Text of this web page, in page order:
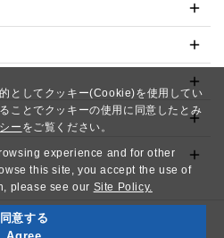
としてクッキー(Cookie)を使用してい
ことでクッキーの使用に同意したとみ
ー をご覧ください。
experience and for other
this site, you accept the use of
please see our Site Policy.
同意する
CO.,LTD. All Rights Reserved.